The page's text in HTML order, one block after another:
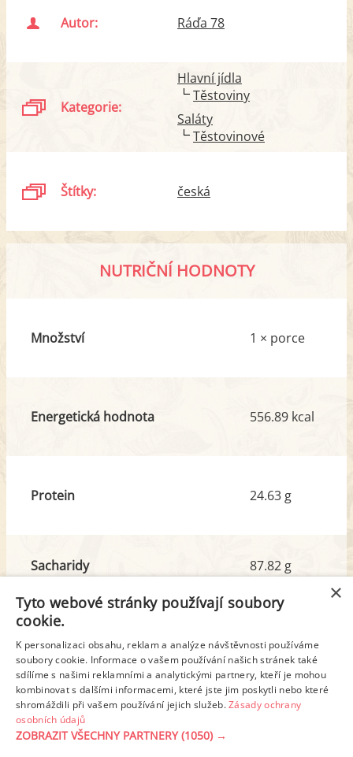
Autor: Ráďa 78
Kategorie:
Hlavní jídla
Těstoviny
Saláty
Těstovinové
Štítky: česká
NUTRIČNÍ HODNOTY
Množství 1 × porce
Energetická hodnota 556.89 kcal
Protein 24.63 g
Sacharidy
z toho cukr
87.82 g
17.04 g
Tuk
z toho nas. mastné kyseliny
9.07 g
3.44 g
Detailní rozpis
×
Tyto webové stránky používají soubory
cookie.
K personalizaci obsahu, reklam a analýze návštěvnosti používáme
soubory cookie. Informace o vašem používání našich stránek také
sdílíme s našimi reklamními a analytickými partnery, kteří je mohou
kombinovat s dalšími informacemi, které jste jim poskytli nebo které
shromáždili při vašem používání jejich služeb.Zásady ochrany
osobních údajů
ZOBRAZIT VŠECHNY PARTNERY(1050) →